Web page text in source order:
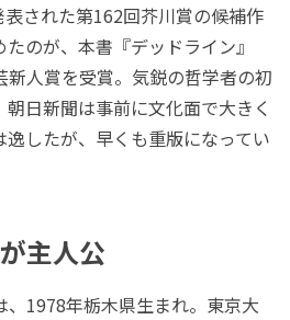
された第162回芥川賞の候補作
のが、本書『デッドライン』
新人賞を受賞。気鋭の哲学者の初
日新聞は事前に文化面で大きく
したが、早くも重版になってい
主人公
1978年栃木県生まれ。東京大